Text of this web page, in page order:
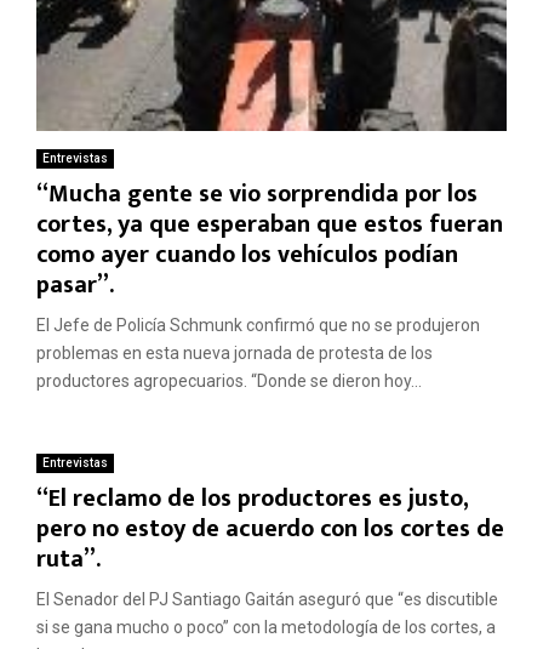
Entrevistas
“Mucha gente se vio sorprendida por los
cortes, ya que esperaban que estos fueran
como ayer cuando los vehículos podían
pasar”.
El Jefe de Policía Schmunk confirmó que no se produjeron
problemas en esta nueva jornada de protesta de los
productores agropecuarios. “Donde se dieron hoy...
Entrevistas
“El reclamo de los productores es justo,
pero no estoy de acuerdo con los cortes de
ruta”.
El Senador del PJ Santiago Gaitán aseguró que “es discutible
si se gana mucho o poco” con la metodología de los cortes, a